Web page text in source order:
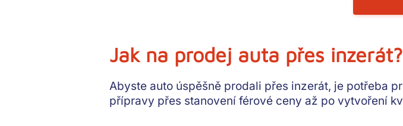
Jak na prodej auta přes inzerát?
Abyste auto úspěšně prodali přes inzerát, je potřeba
přípravy přes stanovení férové ceny až po vytvoření